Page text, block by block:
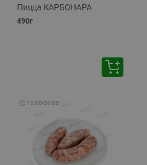
Пицца КАРБОНАРА
490г
🕘 12:00-20:00